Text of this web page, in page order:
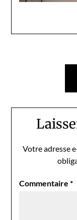
Votre adresse
Commentaire*